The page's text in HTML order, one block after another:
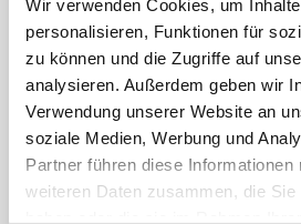
Wir verwenden Cookies, um
personalisieren, Funktionen für
zu können und die Zugriffe auf
analysieren. Außerdem geben wir
Verwendung unserer Website an
soziale Medien, Werbung und
Partner führen diese
weiteren Daten zusammen, die Sie
auf beginnendes
Kreislaufinsuffizienz eine
internistische Intensivstation
Dort stabilisierte sich der
unter intensiver
Antibiotikatherapie – ohne
Katecholaminen. Im Verlauf
Patient rechtsseitige